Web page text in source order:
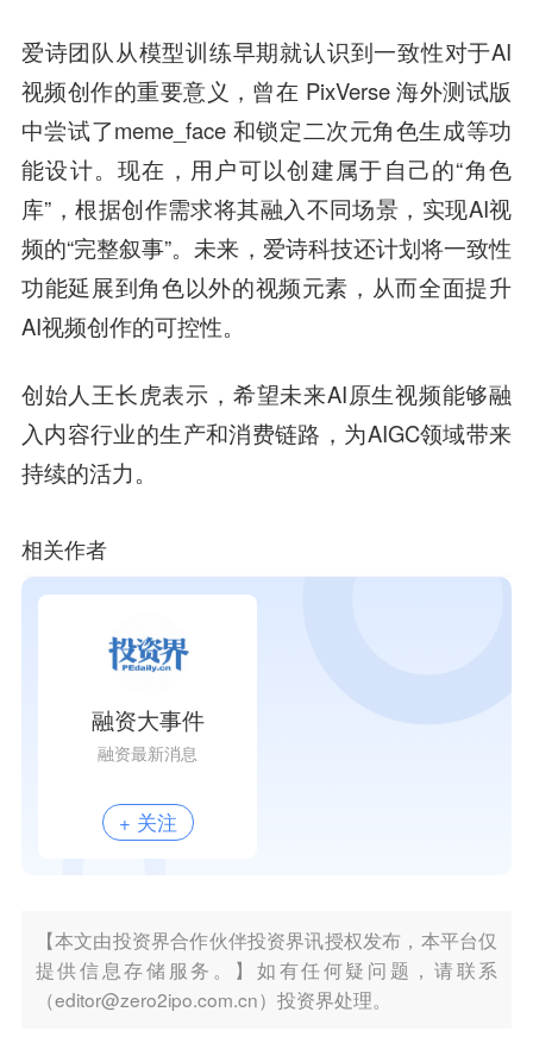
爱诗团队从模型训练早期就认识到一致性对于AI
视频创作的重要意义，曾在 PixVerse 海外测试版
中尝试了meme_face 和锁定二次元角色生成等功
能设计。现在，用户可以创建属于自己的“角色
库”，根据创作需求将其融入不同场景，实现AI视
频的“完整叙事”。未来，爱诗科技还计划将一致性
功能延展到角色以外的视频元素，从而全面提升
AI视频创作的可控性。
创始人王长虎表示，希望未来AI原生视频能够融
入内容行业的生产和消费链路，为AIGC领域带来
持续的活力。
相关作者
融资大事件
融资最新消息
+ 关注
【本文由投资界合作伙伴投资界讯授权发布，本平台仅
提供信息存储服务。】如有任何疑问题，请联系
（editor@zero2ipo.com.cn）投资界处理。